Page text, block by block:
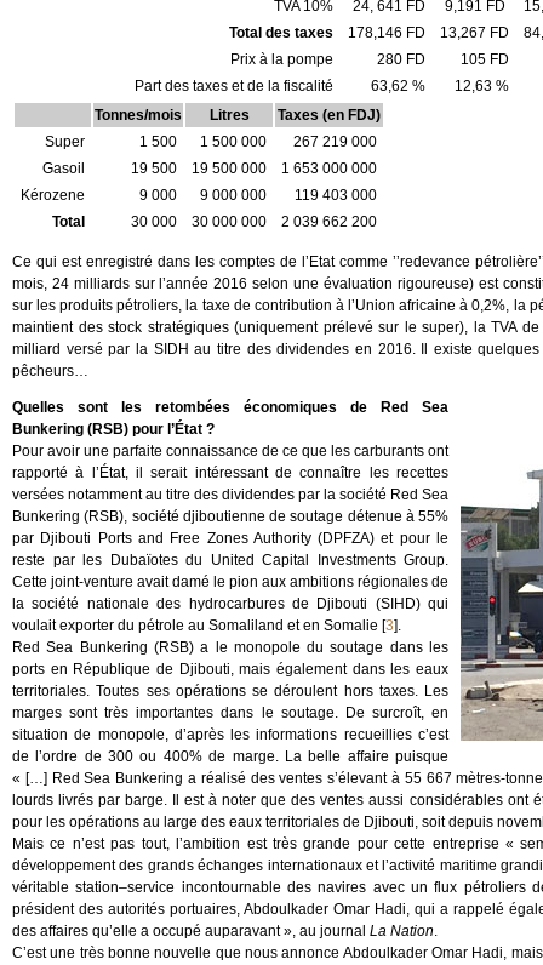
TVA 10%
24, 641 FD 9,191 FD
Total des taxes
178,146 FD 13,267 FD
Prix à la pompe
280 FD
105 FD
Part des taxes et de la fiscalité
63,62 %
12,63 %
Tonnes/mois
Litres
Taxes (en FDJ)
Super
1 500 1 500 000
267 219 000
Gasoil
19 500 19 500 000
1 653 000 000
Kérozene
9 000 9 000 000
119 403 000
Total
30 000 30 000 000 2 039 662 200
Ce qui est enregistré dans les comptes de l’Etat comme ’’redevance
mois, 24 milliards sur l’année 2016 selon une évaluation rigoureuse) est
sur les produits pétroliers, la taxe de contribution à l’Union africaine à 0,2%, la
maintient des stock stratégiques (uniquement prélevé sur le super), la TVA
milliard versé par la SIDH au titre des dividendes en 2016. Il existe
pêcheurs…
Quelles sont les retombées économiques de Red Sea
Bunkering (RSB) pour l’État ?
Pour avoir une parfaite connaissance de ce que les carburants ont
rapporté à l’État, il serait intéressant de connaître les recettes
versées notamment au titre des dividendes par la société Red Sea
Bunkering (RSB), société djiboutienne de soutage détenue à 55%
par Djibouti Ports and Free Zones Authority (DPFZA) et pour le
reste par les Dubaïotes du United Capital Investments Group.
Cette joint-venture avait damé le pion aux ambitions régionales de
la société nationale des hydrocarbures de Djibouti (SIHD) qui
voulait exporter du pétrole au Somaliland et en Somalie [3].
Red Sea Bunkering (RSB) a le monopole du soutage dans les
ports en République de Djibouti, mais également dans les eaux
territoriales. Toutes ses opérations se déroulent hors taxes. Les
marges sont très importantes dans le soutage. De surcroît, en
situation de monopole, d’après les informations recueillies c’est
de l’ordre de 300 ou 400% de marge. La belle affaire puisque
« […] Red Sea Bunkering a réalisé des ventes s’élevant à 55 667 mètres-
lourds livrés par barge. Il est à noter que des ventes aussi considérables ont
pour les opérations au large des eaux territoriales de Djibouti, soit depuis
Mais ce n’est pas tout, l’ambition est très grande pour cette entreprise «
développement des grands échanges internationaux et l’activité maritime
véritable station–service incontournable des navires avec un flux
président des autorités portuaires, Abdoulkader Omar Hadi, qui a rappelé
des affaires qu’elle a occupé auparavant », au journal La Nation.
C’est une très bonne nouvelle que nous annonce Abdoulkader Omar Hadi,